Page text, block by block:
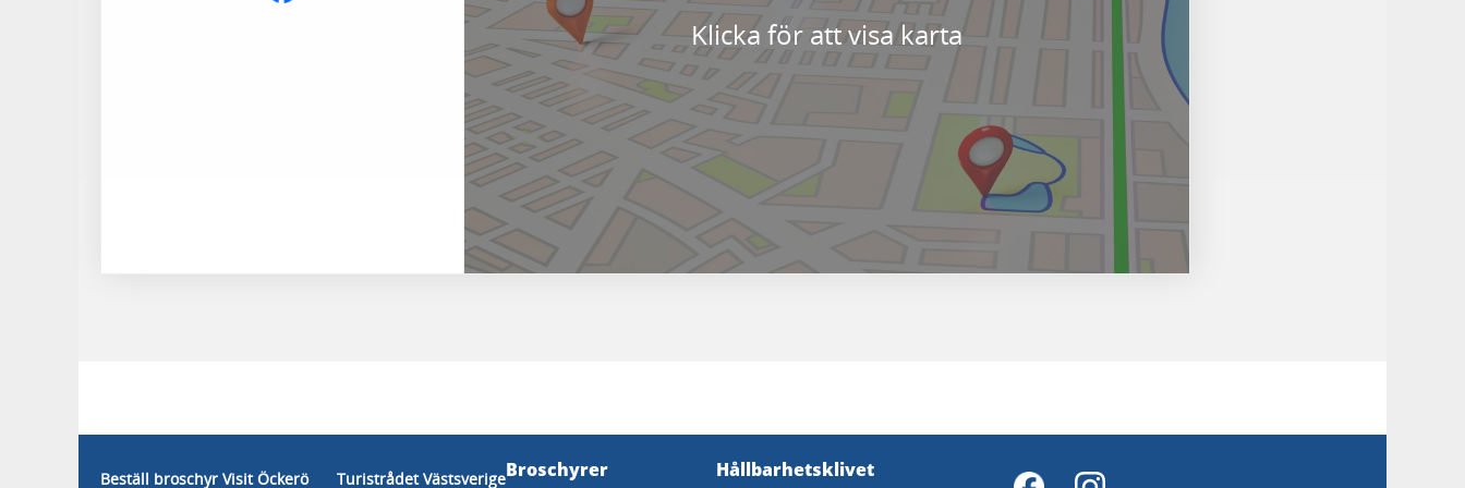
Klicka för att visa karta
Beställ broschyr Visit Öckerö Turistrådet VästsverigeBroschyrer Hållbarhetsklivet